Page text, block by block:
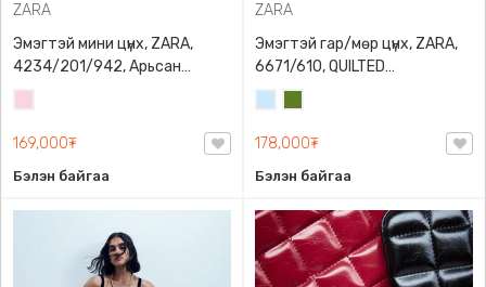
ZARA
Эмэгтэй мини цүнх, ZARA,
4234/201/942, Арьсан
материалтай, LIMITED EDITION
OVAL LEATHER HANDBAG TRF
169,000₮
Бэлэн байгаа
ZARA
Эмэгтэй гар/мөр цүнх, ZARA,
6671/610, QUILTED
CROSSBODY BAG WITH HANDLE
178,000₮
Бэлэн байгаа